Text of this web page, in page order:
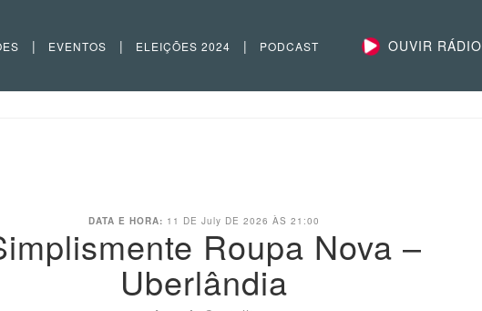
| EVENTOS | ELEIÇÕES 2024 | PODCAST OUVIR RÁDIO
DATA E HORA: 11 DE July DE 2026 ÀS 21:00
Roupa Nova –
Uberlândia